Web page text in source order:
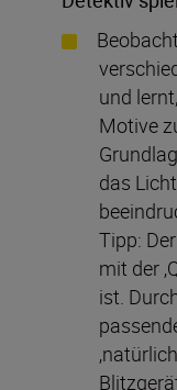
und
Motive
das
Tipp:
mit der
ist.